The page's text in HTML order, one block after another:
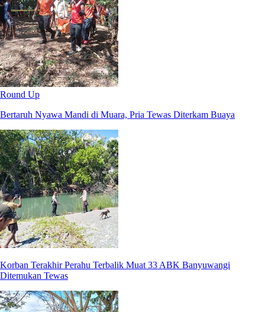
Round Up
Bertaruh Nyawa Mandi di Muara, Pria Tewas Diterkam Buaya
Korban Terakhir Perahu Terbalik Muat 33 ABK Banyuwangi
Ditemukan Tewas